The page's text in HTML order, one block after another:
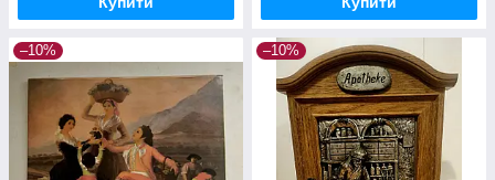
–10% –10%